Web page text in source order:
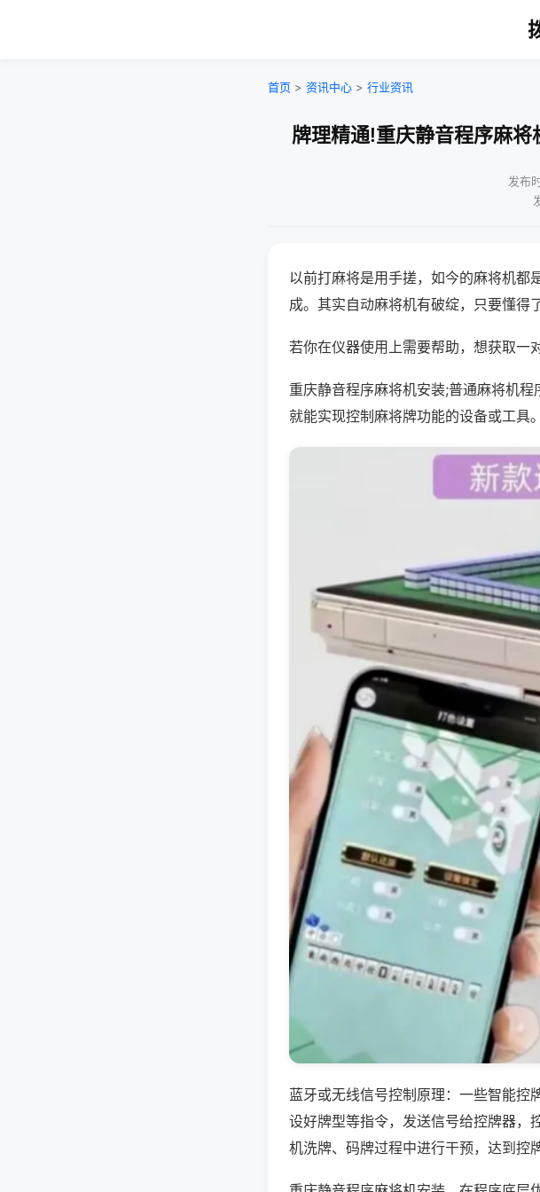
首页 > 资讯中心 > 行业资讯
牌理精通!重庆静音程序麻
发布
以前打麻将是用手搓，如今的麻将机都
成。其实自动麻将机有破绽，只要懂得
若你在仪器使用上需要帮助，想获取一
重庆静音程序麻将机安装;普通麻将机
就能实现控制麻将牌功能的设备或工具。
蓝牙或无线信号控制原理：一些智能控
设好牌型等指令，发送信号给控牌器，
机洗牌、码牌过程中进行干预，达到控